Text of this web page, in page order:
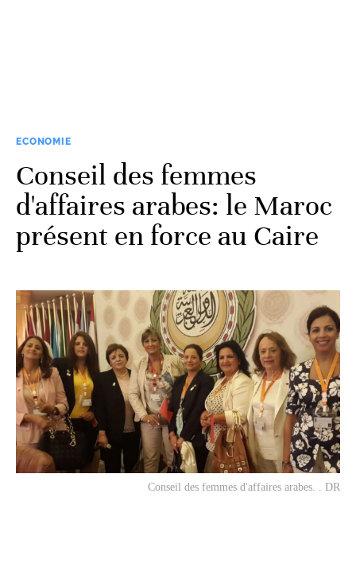
ECONOMIE
Conseil des femmes
d'affaires arabes: le Maroc
présent en force au Caire
Conseil des femmes d'affaires arabes. . DR